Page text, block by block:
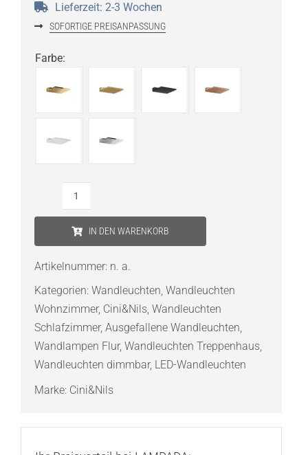
Lieferzeit: 2-3 Wochen
SOFORTIGE PREISANPASSUNG
Farbe:
Wandleuchte
Menge
IN DEN WARENKORB
Artikelnummer: n. a.
Kategorien: Wandleuchten, Wandleuchten
Wohnzimmer, Cini&Nils, Wandleuchten
Schlafzimmer, Ausgefallene Wandleuchten,
Wandlampen Flur, Wandleuchten Treppenhaus,
Wandleuchten dimmbar, LED-Wandleuchten
Marke: Cini&Nils